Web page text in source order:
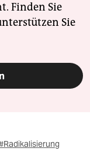
Finden Sie
Sie